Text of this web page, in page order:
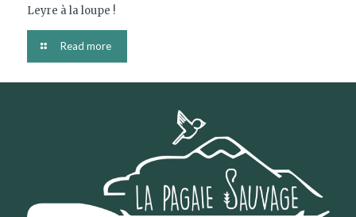
Leyre à la loupe !
Read more